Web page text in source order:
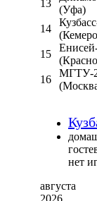
13
(Уфа)
14
15
16
МГТУ-
нет
августа
2026